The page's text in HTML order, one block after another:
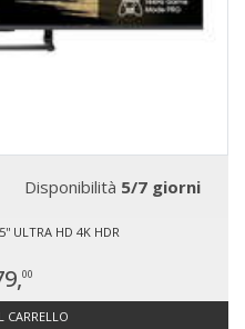
Disponibilità 5/7 giorni
ULTRA HD 4K HDR
00
CARRELLO